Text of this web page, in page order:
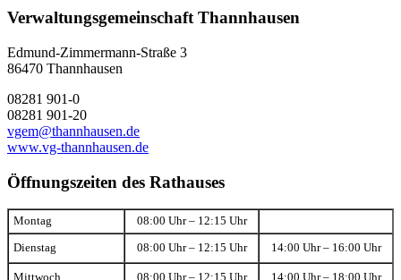
Verwaltungsgemeinschaft Thannhausen
Edmund-Zimmermann-Straße 3
86470 Thannhausen
08281 901-0
08281 901-20
vgem@thannhausen.de
www.vg-thannhausen.de
Öffnungszeiten des Rathauses
Montag 08:00 Uhr – 12:15 Uhr
Dienstag 08:00 Uhr – 12:15 Uhr 14:00 Uhr – 16:00 Uhr